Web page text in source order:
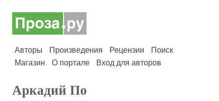
Авторы Произведения Рецензии
Поиск
Магазин
О портале Вход для авторов
Аркадий По